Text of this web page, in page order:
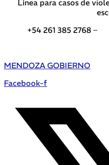
Línea para casos de
+54 261 385 2768 –
MENDOZA GOBIERNO
Facebook-f